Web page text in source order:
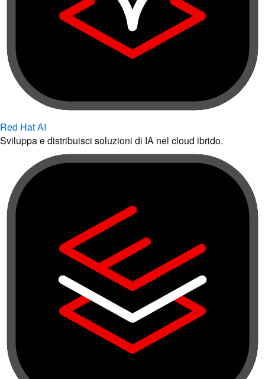
Red Hat AI
Sviluppa e distribuisci soluzioni di IA nel cloud ibrido.